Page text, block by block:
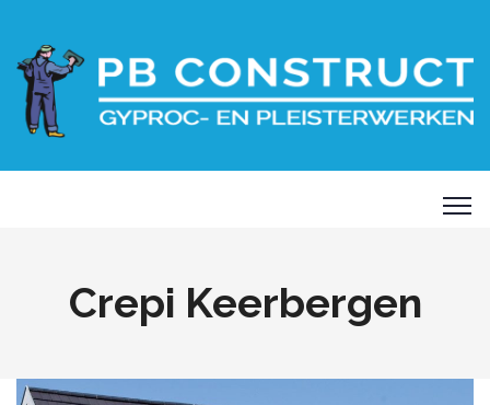
Crepi Keerbergen